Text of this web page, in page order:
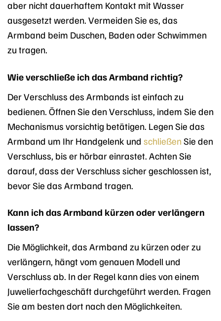
aber nicht dauerhaftem Kontakt mit Wasser
ausgesetzt werden. Vermeiden Sie es, das
Armband beim Duschen, Baden oder Schwimmen
zu tragen.
Wie verschließe ich das Armband richtig?
Der Verschluss des Armbands ist einfach zu
bedienen. Öffnen Sie den Verschluss, indem Sie den
Mechanismus vorsichtig betätigen. Legen Sie das
Armband um Ihr Handgelenk und schließen Sie den
Verschluss, bis er hörbar einrastet. Achten Sie
darauf, dass der Verschluss sicher geschlossen ist,
bevor Sie das Armband tragen.
Kann ich das Armband kürzen oder verlängern
lassen?
Die Möglichkeit, das Armband zu kürzen oder zu
verlängern, hängt vom genauen Modell und
Verschluss ab. In der Regel kann dies von einem
Juwelierfachgeschäft durchgeführt werden. Fragen
Sie am besten dort nach den Möglichkeiten.